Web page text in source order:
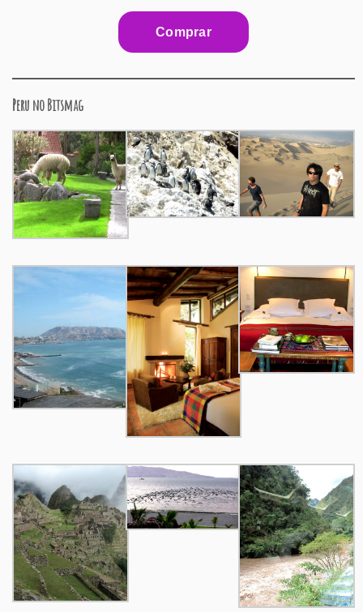
Peru no Bitsmag